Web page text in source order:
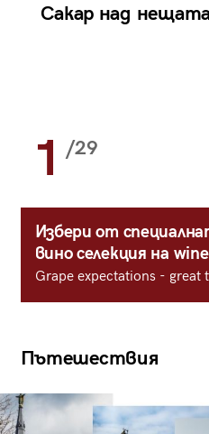
Сакар над
1 /29
Избери от
вино селекция на
Grape expectations - great
Пътешествия